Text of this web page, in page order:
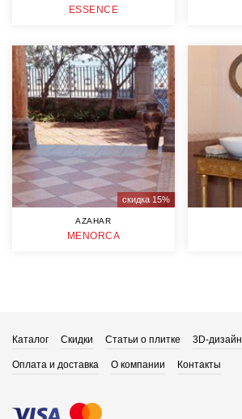
ESSENCE
скидка 15%
AZAHAR
MENORCA
Каталог Скидки Статьи о плитке 3D-дизайн
Оплата и доставка О компании Контакты